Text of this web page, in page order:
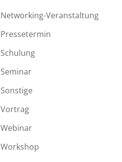
Networking-Veranstaltung
Pressetermin
Schulung
Seminar
Sonstige
Vortrag
Webinar
Workshop